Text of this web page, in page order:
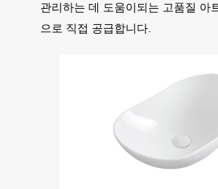
관리하는 데 도움이되는 고품질 아
으로 직접 공급합니다.